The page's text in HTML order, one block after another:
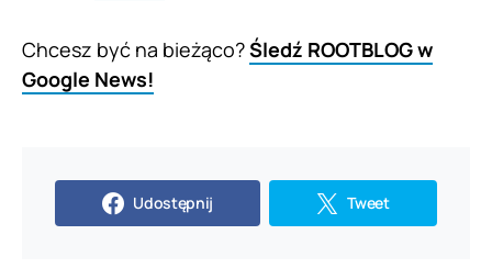
Chcesz być na bieżąco?Śledź ROOTBLOG w
Google News!
Udostępnij Tweet